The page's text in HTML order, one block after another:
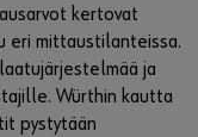
kertovat
eri mittaustilanteissa.
ja
Würthin kautta
pystytään